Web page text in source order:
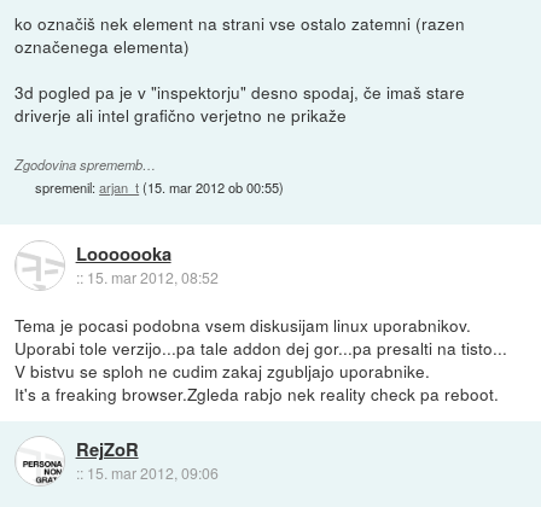
ko označiš nek element na strani vse ostalo zatemni (razen
označenega elementa)
3d pogled pa je v "inspektorju" desno spodaj, če imaš stare
driverje ali intel grafično verjetno ne prikaže
Zgodovina sprememb…
spremenil:arjan_t(15. mar 2012 ob 00:55)
Looooooka
:: 15. mar 2012, 08:52
Tema je pocasi podobna vsem diskusijam linux uporabnikov.
Uporabi tole verzijo...pa tale addon dej gor...pa presalti na tisto...
V bistvu se sploh ne cudim zakaj zgubljajo uporabnike.
It's a freaking browser.Zgleda rabjo nek reality check pa reboot.
RejZoR
:: 15. mar 2012, 09:06